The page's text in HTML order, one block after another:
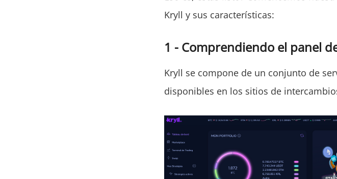
Kryll y sus características:
1 - Comprendiendo el panel
Kryll se compone de un conjunto de
disponibles en los sitios de